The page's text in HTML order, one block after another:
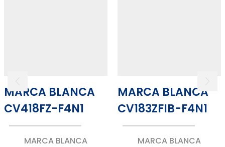
MARCA BLANCA
CV418FZ-F4N1
MARCA BLANCA
MARCA BLANCA
CV183ZFIB-F4N1
MARCA BLANCA